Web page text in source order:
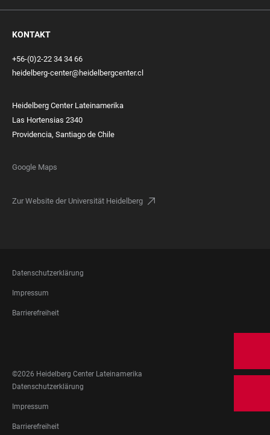
KONTAKT
+56-(0)2-22 34 34 66
heidelberg-center@heidelbergcenter.cl
Heidelberg Center Lateinamerika
Las Hortensias 2340
Providencia, Santiago de Chile
Google Maps
Zur Website der Universität Heidelberg
FOOTER
LEGAL
Datenschutzerklärung
Impressum
Barrierefreiheit
MEDIA
©2026 Heidelberg Center Lateinamerika
FOOTER
LEGAL
Datenschutzerklärung
Impressum
Barrierefreiheit